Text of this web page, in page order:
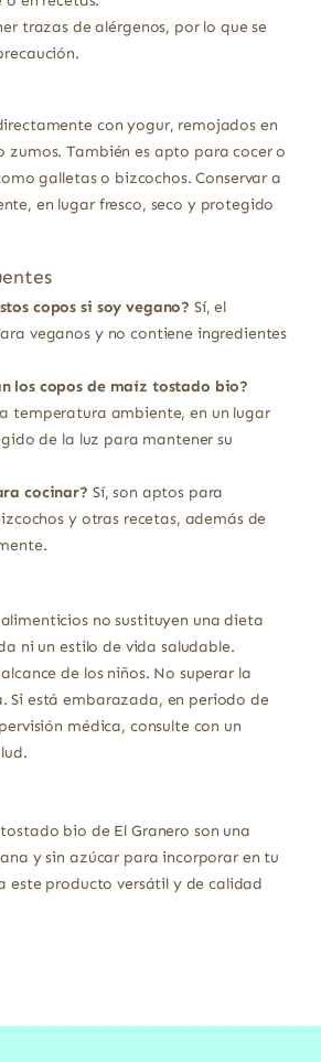
trazas de alérgenos, por lo que se
con yogur, remojados en
zumos. También es apto para cocer o
galletas o bizcochos. Conservar a
en lugar fresco, seco y protegido
copos si soy vegano? Sí, el
veganos y no contiene ingredientes
los copos de maíz tostado bio?
a temperatura ambiente, en un lugar
de la luz para mantener su
cocinar? Sí, son aptos para
y otras recetas, además de
no sustituyen una dieta
ni un estilo de vida saludable.
de los niños. No superar la
Si está embarazada, en periodo de
médica, consulte con un
bio de El Granero son una
y sin azúcar para incorporar en tu
este producto versátil y de calidad